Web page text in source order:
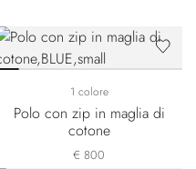
1 colore
Polo con zip in maglia di
cotone
€ 800